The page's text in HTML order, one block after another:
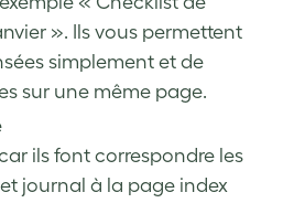
». Ils vous permettent
simplement et de
sur une même page.
ils font correspondre les
journal à la page index